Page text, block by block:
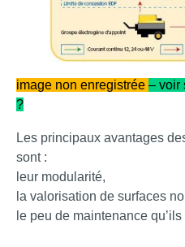
image non enregistrée – voir
?
Les principaux avantages
sont :
leur modularité,
la valorisation de surfaces
le peu de maintenance